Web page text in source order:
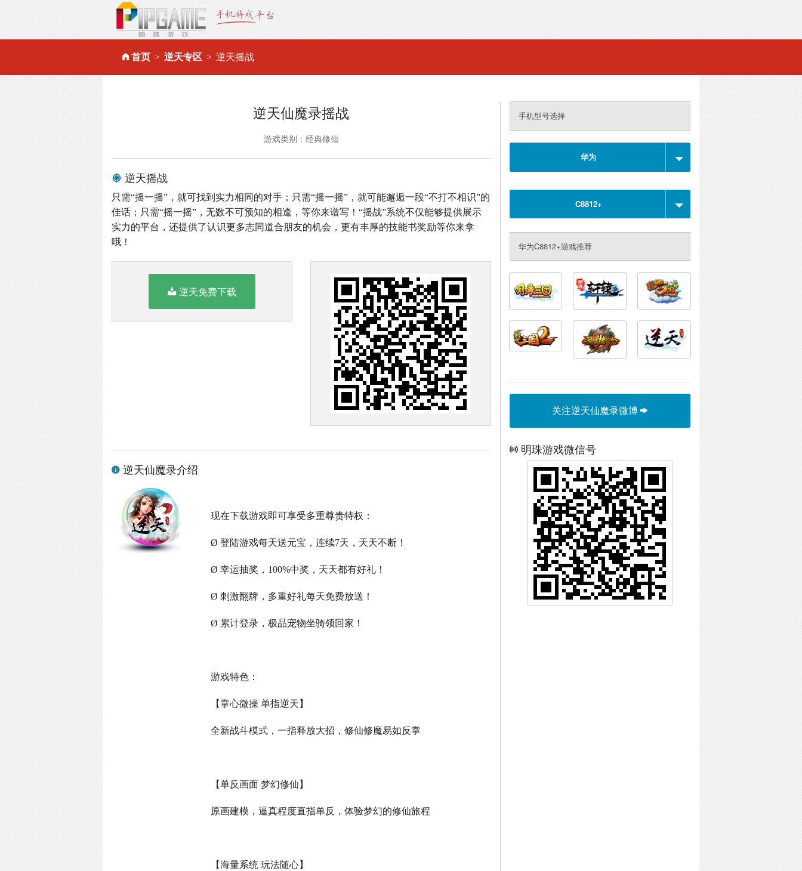
首页 逆天专区 逆天摇战
逆天仙魔录摇战
游戏类别：经典修仙
逆天摇战
只需“摇一摇”，就可找到实力相同的对手；只需“摇一摇”，就可能邂逅一段“不打不相识”的
佳话；只需“摇一摇”，无数不可预知的相逢，等你来谱写！“摇战”系统不仅能够提供展示
实力的平台，还提供了认识更多志同道合朋友的机会，更有丰厚的技能书奖励等你来拿
哦！
逆天免费下载
逆天仙魔录介绍
现在下载游戏即可享受多重尊贵特权：
Ø 登陆游戏每天送元宝，连续7天，天天不断！
Ø 幸运抽奖，100%中奖，天天都有好礼！
Ø 刺激翻牌，多重好礼每天免费放送！
Ø 累计登录，极品宠物坐骑领回家！
游戏特色：
【掌心微操 单指逆天】
全新战斗模式，一指释放大招，修仙修魔易如反掌
【单反画面 梦幻修仙】
原画建模，逼真程度直指单反，体验梦幻的修仙旅程
【海量系统 玩法随心】
手机型号选择
华为
C8812+
华为C8812+游戏推荐
关注逆天仙魔录微博
明珠游戏微信号